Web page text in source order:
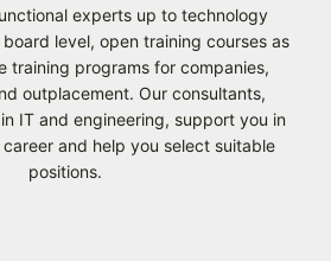
experts up to technology
level, open training courses as
training programs for companies,
outplacement. Our consultants,
IT and engineering, support you in
and help you select suitable
positions.